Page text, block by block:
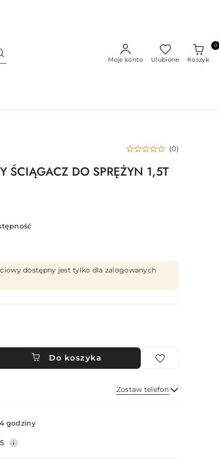
Moje konto Ulubione Koszyk
0
(0)
ŚCIĄGACZ DO SPRĘŻYN 1,5T
dostępny jest tylko dla zalogowanych
Do koszyka
Zostaw telefon
godziny